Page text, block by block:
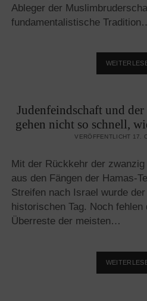
Ableger der
fundamentalistische
Judenfeindschaft und der
gehen nicht so schnell,
VERÖFFENTLICHT 17.
Mit der Rückkehr der
aus den Fängen der Hamas-
Streifen nach Israel wurde
historischen Tag. Noch
Überreste der meisten…